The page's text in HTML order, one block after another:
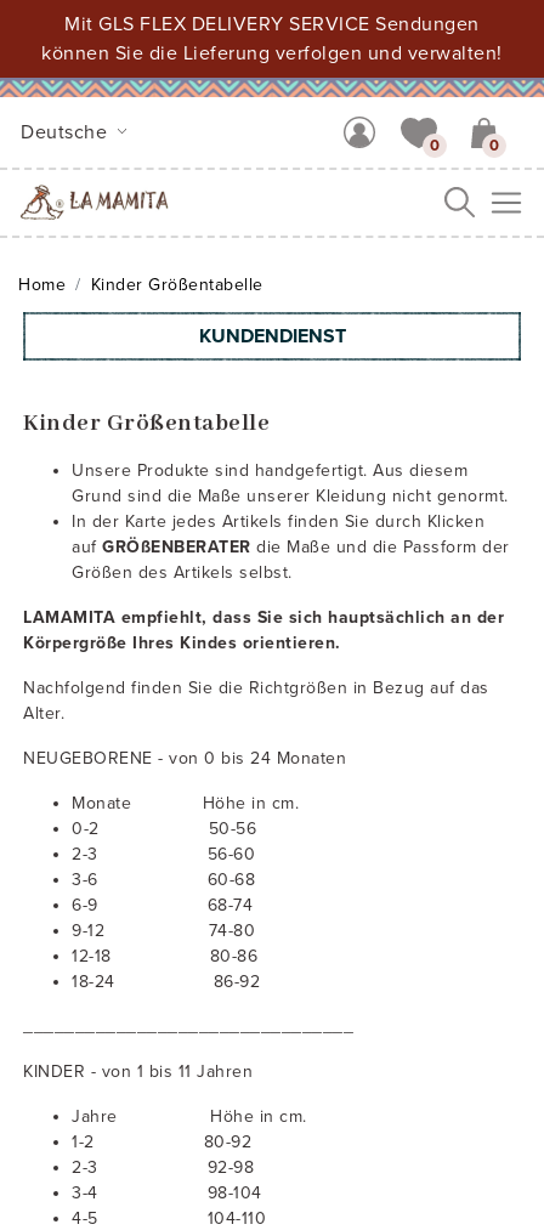
Mit GLS FLEX DELIVERY SERVICE Sendungen
können Sie die Lieferung verfolgen und verwalten!
Deutsche
0 0
Home Kinder Größentabelle
KUNDENDIENST
Kinder Größentabelle
Unsere Produkte sind handgefertigt. Aus diesem
Grund sind die Maße unserer Kleidung nicht genormt.
In der Karte jedes Artikels finden Sie durch Klicken
auf GRÖßENBERATER die Maße und die Passform der
Größen des Artikels selbst.
LAMAMITA empfiehlt, dass Sie sich hauptsächlich an der
Körpergröße Ihres Kindes orientieren.
Nachfolgend finden Sie die Richtgrößen in Bezug auf das
Alter.
NEUGEBORENE - von 0 bis 24 Monaten
Monate Höhe in cm.
0-2 50-56
2-3 56-60
3-6 60-68
6-9 68-74
9-12 74-80
12-18 80-86
18-24 86-92
KINDER - von 1 bis 11 Jahren
Jahre Höhe in cm.
1-2 80-92
2-3 92-98
3-4 98-104
4-5 104-110